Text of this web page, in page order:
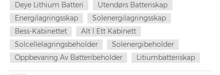
Deye Lithium Batteri
Utendørs Batteriskap
Energilagringsskap
Solenergilagringsskap
Bess-Kabinettet
Alt I Ett Kabinett
Solcellelagringsbeholder
Solenergibeholder
Oppbevaring Av Batteribeholder
Litiumbatteriskap